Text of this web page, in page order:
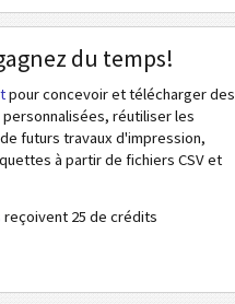
du temps!
pour concevoir et télécharger des
réutiliser les
futurs travaux d'impression,
à partir de fichiers CSV et
reçoivent 25 de crédits